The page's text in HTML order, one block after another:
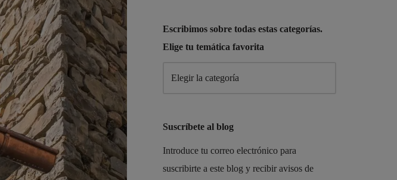
Escribimos sobre todas estas categorías.
Elige tu temática favorita
Suscríbete al blog
Introduce tu correo electrónico para
suscribirte a este blog y recibir avisos de